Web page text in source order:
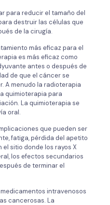
para reducir el tamaño del
destruir las células que
de la cirugía.
más eficaz para el
es más eficaz como
antes o después de
de que el cáncer se
A menudo la radioterapia
quimioterapia para
La quimioterapia se
oral.
que pueden ser
fatiga, pérdida del apetito
sitio donde los rayos X
los efectos secundarios
de terminar el
intravenosos
cancerosas. La